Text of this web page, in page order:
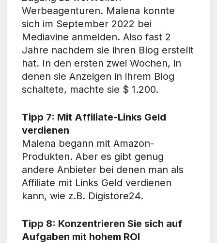
Werbeagenturen. Malena konnte
sich im September 2022 bei
Mediavine anmelden. Also fast 2
Jahre nachdem sie ihren Blog erstellt
hat. In den ersten zwei Wochen, in
denen sie Anzeigen in ihrem Blog
schaltete, machte sie $ 1.200.
Tipp 7: Mit Affiliate-Links Geld
verdienen
Malena begann mit Amazon-
Produkten. Aber es gibt genug
andere Anbieter bei denen man als
Affiliate mit Links Geld verdienen
kann, wie z.B. Digistore24.
Tipp 8: Konzentrieren Sie sich auf
Aufgaben mit hohem ROI